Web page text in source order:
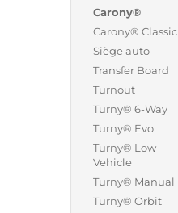
Carony®
Carony® Classic
Siège auto
Transfer Board
Turnout
Turny® 6-Way
Turny® Evo
Turny® Low
Vehicle
Turny® Manual
Turny® Orbit